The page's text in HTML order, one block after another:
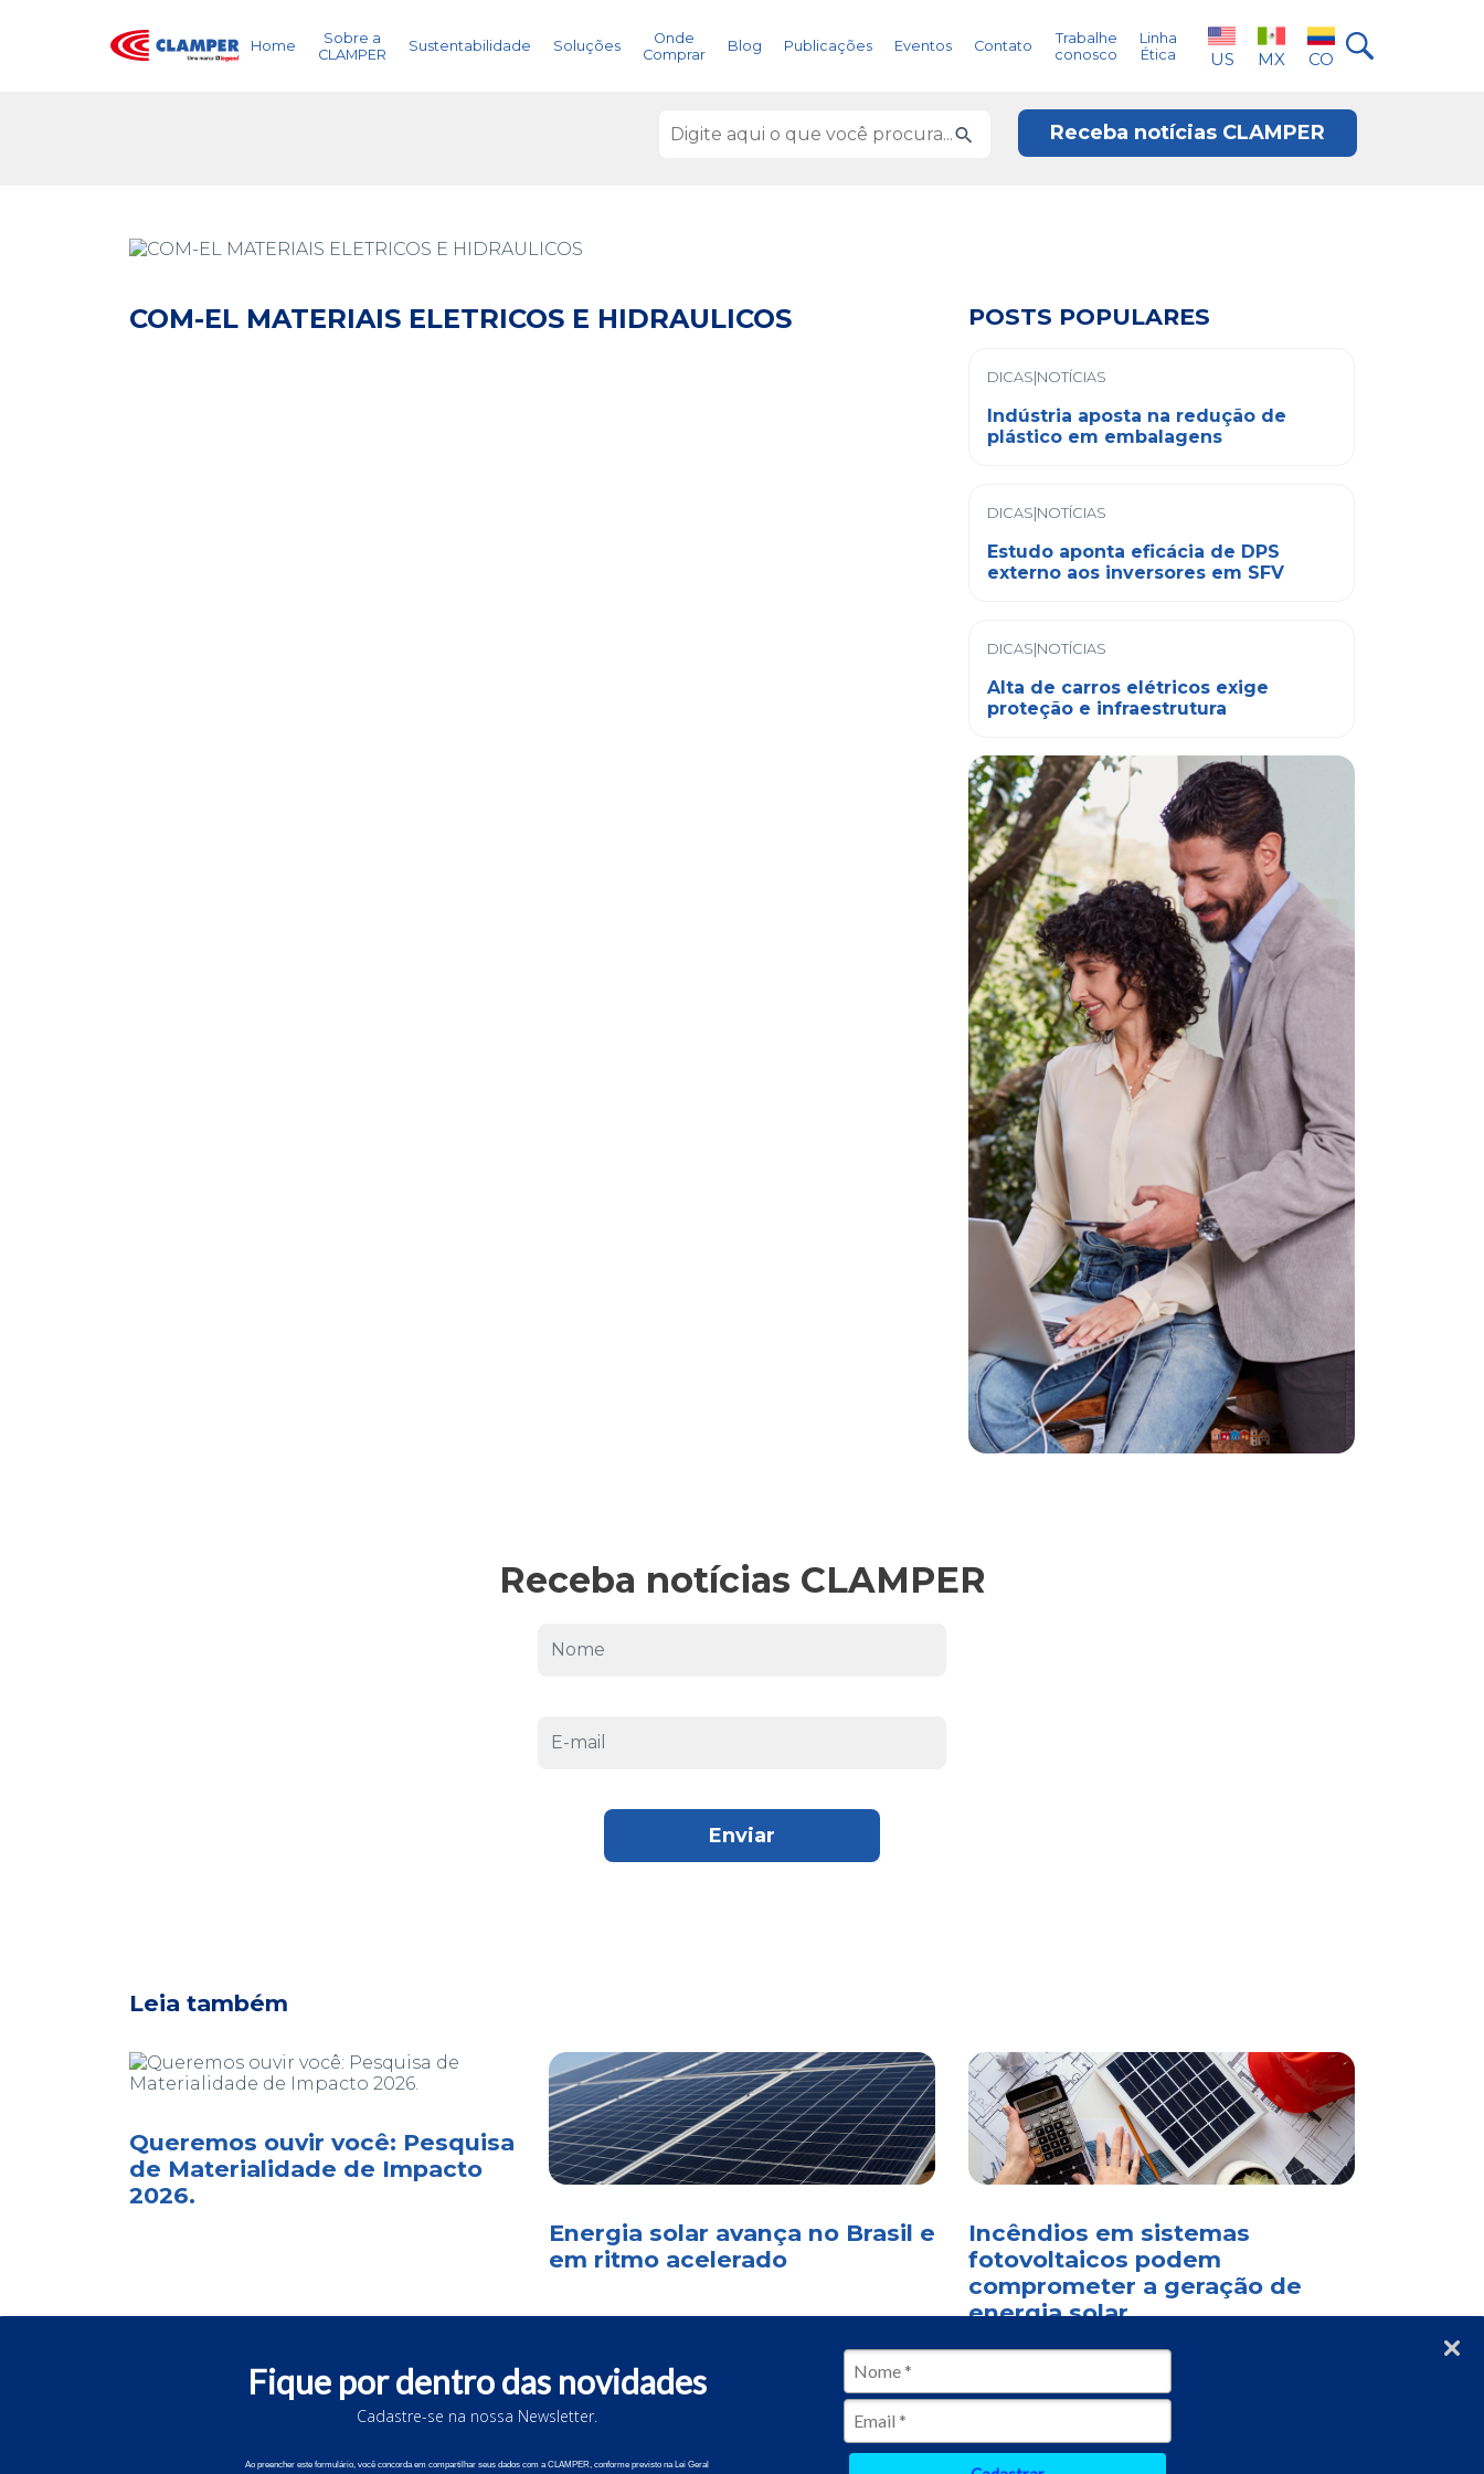
Fique por dentro das novidades
Cadastre-se na nossa Newsletter.
Ao preencher este formulário, você concorda em compartilhar seus dados com a CLAMPER, conforme previsto na Lei Geral
Home
Sobre a
CLAMPER
Sustentabilidade Soluções
Onde
Comprar
Blog Publicações Eventos Contato
Trabalhe
conosco
Linha
Ética
US MX CO
Receba notícias CLAMPER
COM-EL MATERIAIS ELETRICOS E HIDRAULICOS POSTS POPULARES
DICAS|NOTÍCIAS
Indústria aposta na redução de
plástico em embalagens
DICAS|NOTÍCIAS
Estudo aponta eficácia de DPS
externo aos inversores em SFV
DICAS|NOTÍCIAS
Alta de carros elétricos exige
proteção e infraestrutura
Receba notícias CLAMPER
Leia também
Queremos ouvir você: Pesquisa
de Materialidade de Impacto
2026.
Energia solar avança no Brasil e
em ritmo acelerado
Incêndios em sistemas
fotovoltaicos podem
comprometer a geração de
energia solar